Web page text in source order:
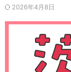
2026年4月8日